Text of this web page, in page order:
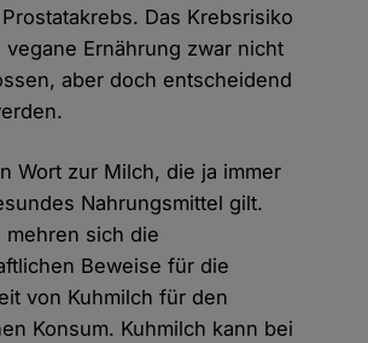
Das Krebsrisiko
vegane Ernährung zwar nicht
aber doch entscheidend
Wort zur Milch, die ja immer
Nahrungsmittel gilt.
mehren sich die
Beweise für die
von Kuhmilch für den
Konsum. Kuhmilch kann bei